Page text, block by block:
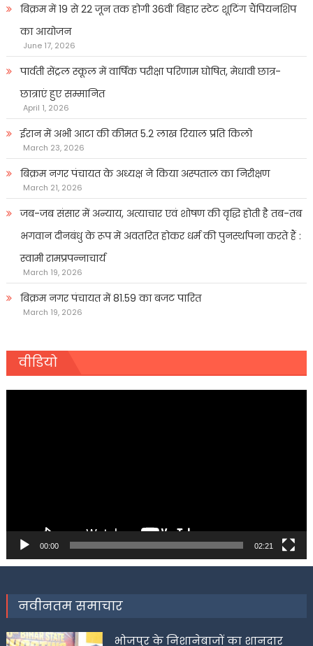
बिक्रम में 19 से 22 जून तक होगी 36वीं बिहार स्टेट शूटिंग चैंपियनशिप
का आयोजन
June 17, 2026
पार्वती सेंट्रल स्कूल में वार्षिक परीक्षा परिणाम घोषित, मेधावी छात्र-
छात्राएं हुए सम्मानित
April 1, 2026
ईरान में अभी आटा की कीमत 5.2 लाख रियाल प्रति किलो
March 23, 2026
बिक्रम नगर पंचायत के अध्यक्ष ने किया अस्पताल का निरीक्षण
March 21, 2026
जब-जब संसार में अन्याय, अत्याचार एवं शोषण की वृद्धि होती है तब-तब
भगवान दीनबंधु के रूप में अवतरित होकर धर्म की पुनर्स्थापना करते हैं :
स्वामी रामप्रपन्नाचार्य
March 19, 2026
बिक्रम नगर पंचायत में 81.59 का बजट पारित
March 19, 2026
वीडियो
00:00 02:21
नवीनतम समाचार
भोजपुर के निशानेबाजों का शानदार